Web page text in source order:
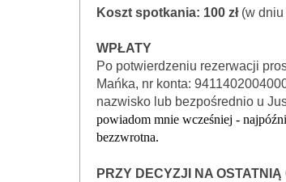
Koszt spotkania: 100 zł(w dniu
WPŁATY
Po potwierdzeniu rezerwacji
Mańka, nr konta:
nazwisko lub bezpośrednio u
powiadom mnie wcześniej -
bezzwrotna.
PRZY DECYZJI NA OSTATNIĄ